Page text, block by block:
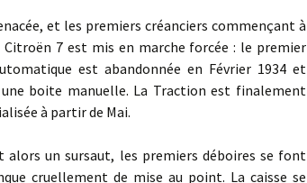
et les premiers créanciers commençant à
7 est mis en marche forcée : le premier
est abandonnée en Février 1934 et
une boite manuelle. La Traction est finalement
à partir de Mai.
sursaut, les premiers déboires se font
cruellement de mise au point. La caisse se